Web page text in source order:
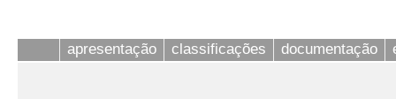
apresentação classificações documentação